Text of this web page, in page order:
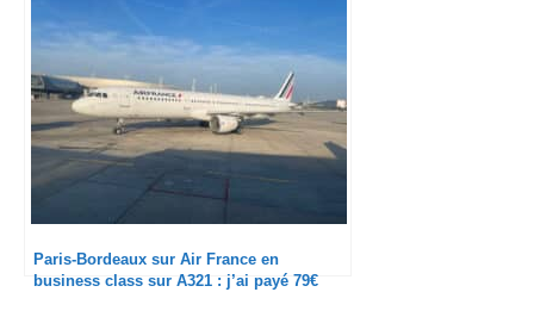
Paris-Bordeaux sur Air France en
business class sur A321 : j’ai payé 79€